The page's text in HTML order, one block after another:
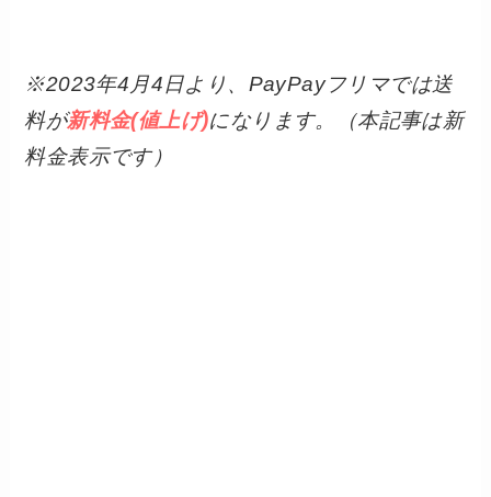
※2023年4月4日より、PayPayフリマでは送
料が新料金(値上げ)になります。（本記事は新
料金表示です）